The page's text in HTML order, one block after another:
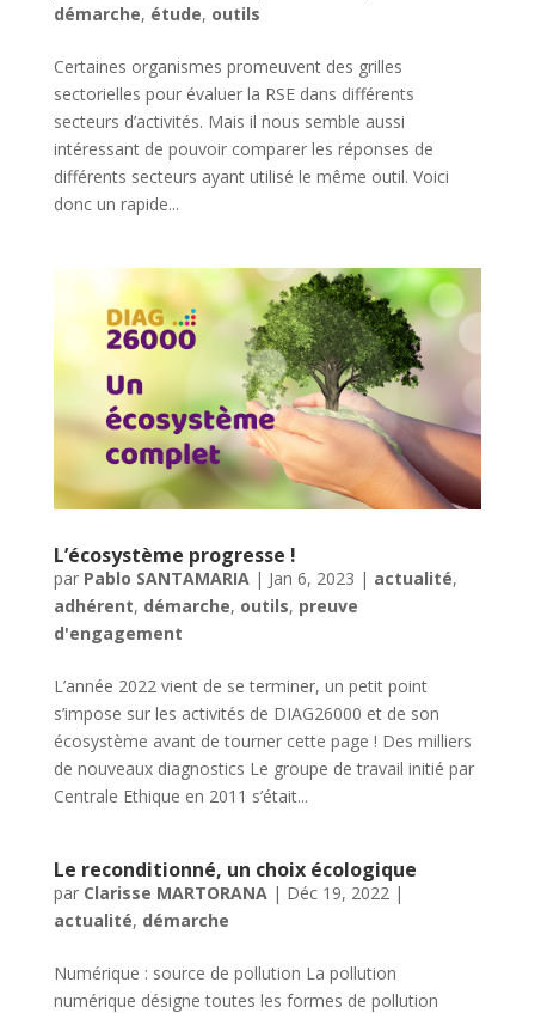
démarche, étude, outils
Certaines organismes promeuvent des grilles
sectorielles pour évaluer la RSE dans différents
secteurs d’activités. Mais il nous semble aussi
intéressant de pouvoir comparer les réponses de
différents secteurs ayant utilisé le même outil. Voici
donc un rapide...
L’écosystème progresse !
par Pablo SANTAMARIA | Jan 6, 2023 | actualité,
adhérent, démarche, outils, preuve
d'engagement
L’année 2022 vient de se terminer, un petit point
s’impose sur les activités de DIAG26000 et de son
écosystème avant de tourner cette page ! Des milliers
de nouveaux diagnostics Le groupe de travail initié par
Centrale Ethique en 2011 s’était...
Le reconditionné, un choix écologique
par Clarisse MARTORANA | Déc 19, 2022 |
actualité, démarche
Numérique : source de pollution La pollution
numérique désigne toutes les formes de pollution